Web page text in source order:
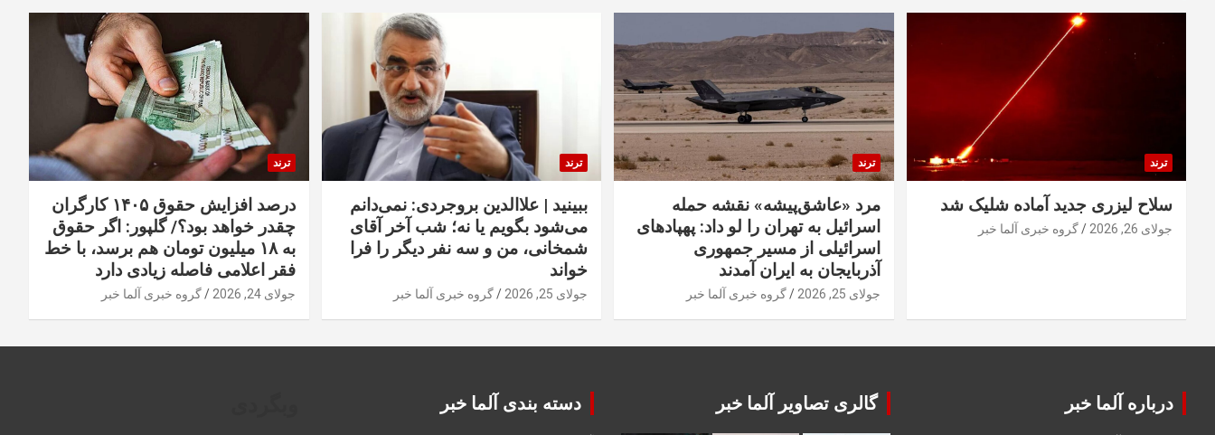
ترند
سلاح لیزری جدید آماده شلیک شد
جولای 26, 2026 گروه خبری آلما خبر
ترند
مرد «عاشق‌پیشه» نقشه حمله
اسرائیل به تهران را لو داد: پهپادهای
اسرائیلی از مسیر جمهوری
آذربایجان به ایران آمدند
جولای 25, 2026 گروه خبری آلما خبر
ترند
ببینید | علاالدین بروجردی: نمی‌دانم
می‌شود بگویم یا نه؛ شب آخر آقای
شمخانی، من و سه نفر دیگر را فرا
خواند
جولای 25, 2026 گروه خبری آلما خبر
ترند
درصد افزایش حقوق ۱۴۰۵ کارگران
چقدر خواهد بود؟/ گلپور: اگر حقوق
به ۱۸ میلیون تومان هم برسد، با خط
فقر اعلامی فاصله زیادی دارد
جولای 24, 2026 گروه خبری آلما خبر
درباره آلما خبر گالری تصاویر آلما خبر دسته بندی آلما خبر